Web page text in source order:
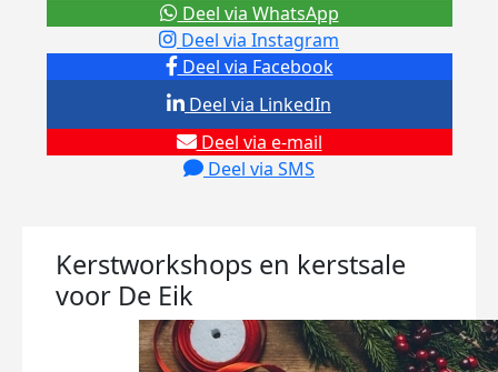
Deel via Facebook
Deel via Instagram
Deel via e-mail
Deel via SMS
Deel via LinkedIn
Deel via WhatsApp
Kerstworkshops en kerstsale
voor De Eik